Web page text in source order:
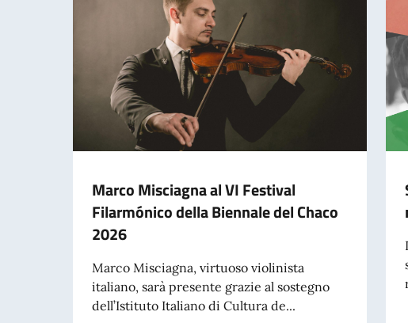
Marco Misciagna al VI Festival
Filarmónico della Biennale del Chaco
2026
Marco Misciagna, virtuoso violinista
italiano, sarà presente grazie al sostegno
dell’Istituto Italiano di Cultura de...